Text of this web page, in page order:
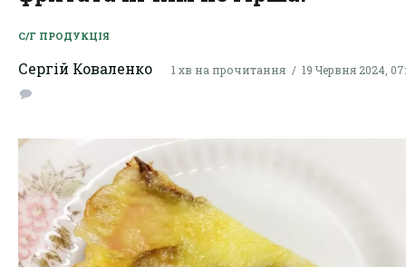
С/Г ПРОДУКЦІЯ
Сергій Коваленко 1 хв на прочитання 19 Червня 2024,